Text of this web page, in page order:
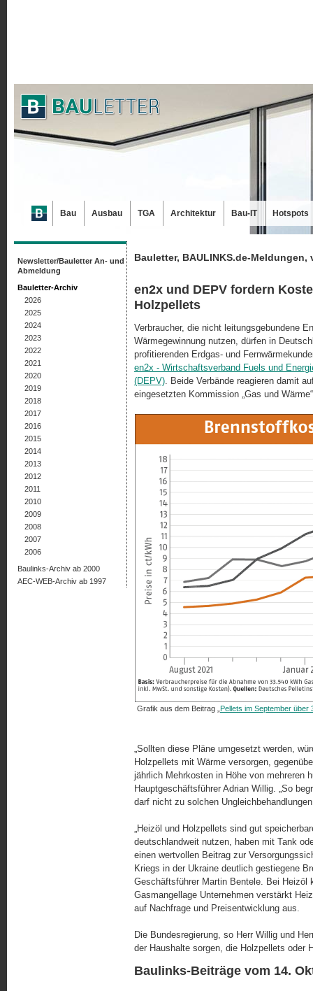
Bauletter, BAULINKS.de-Meldungen,
en2x und DEPV fordern
Holzpellets
Verbraucher, die nicht leitungsgebundene
Wärmegewinnung nutzen, dürfen in
profitierenden Erdgas- und
en2x - Wirtschaftsverband Fuels und
(DEPV). Beide Verbände reagieren damit
eingesetzten Kommission „Gas und
Grafik aus dem Beitrag „ Pellets im September über
„Sollten diese Pläne umgesetzt werden,
Holzpellets mit Wärme versorgen,
jährlich Mehrkosten in Höhe von mehreren
Hauptgeschäftsführer Adrian Willig. „So
darf nicht zu solchen Ungleichbehandlungen
„Heizöl und Holzpellets sind gut
deutschlandweit nutzen, haben mit Tank
einen wertvollen Beitrag zur
Kriegs in der Ukraine deutlich gestiegene
Geschäftsführer Martin Bentele. Bei Heizöl
Gasmangellage Unternehmen verstärkt
auf Nachfrage und Preisentwicklung aus.
Die Bundesregierung, so Herr Willig und
der Haushalte sorgen, die Holzpellets oder
Baulinks-Beiträge vom 14.
Newsletter/Bauletter An- und
Abmeldung
Bauletter-Archiv
2026
2025
2024
2023
2022
2021
2020
2019
2018
2017
2016
2015
2014
2013
2012
2011
2010
2009
2008
2007
2006
Baulinks-Archiv ab 2000
AEC-WEB-Archiv ab 1997
Bau Ausbau TGA Architektur Bau-IT Hotspots